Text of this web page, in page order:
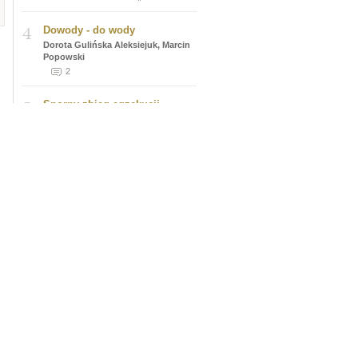
4 Dowody - do wody
Dorota Gulińska Aleksiejuk, Marcin
Popowski
2
5
Sporny zbieg egzekucji